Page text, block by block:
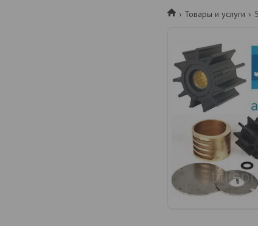
Товары и услуги